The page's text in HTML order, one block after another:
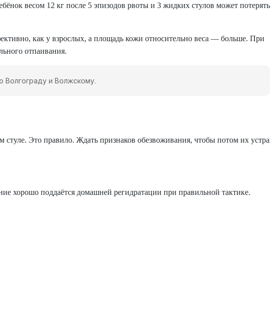
весом 12 кг после 5 эпизодов рвоты и 3 жидких стулов может
как у взрослых, а площадь кожи относительно веса — больше. При
отпаивания.
Волгограду и Волжскому.
Это правило. Ждать признаков обезвоживания, чтобы потом их
хорошо поддаётся домашней регидратации при правильной тактике.